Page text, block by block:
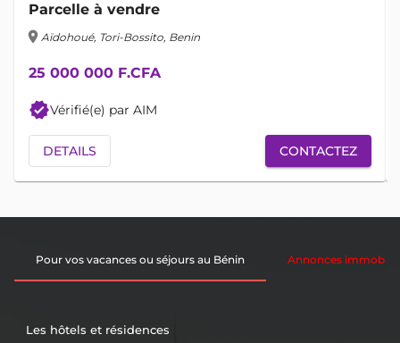
Parcelle à vendre
location_on Aïdohoué, Tori-Bossito, Benin
25 000 000 F.CFA
verifiedVérifié(e) par AIM
DETAILS CONTACTEZ
Pour vos vacances ou séjours au Bénin Annonces
Les hôtels et résidences